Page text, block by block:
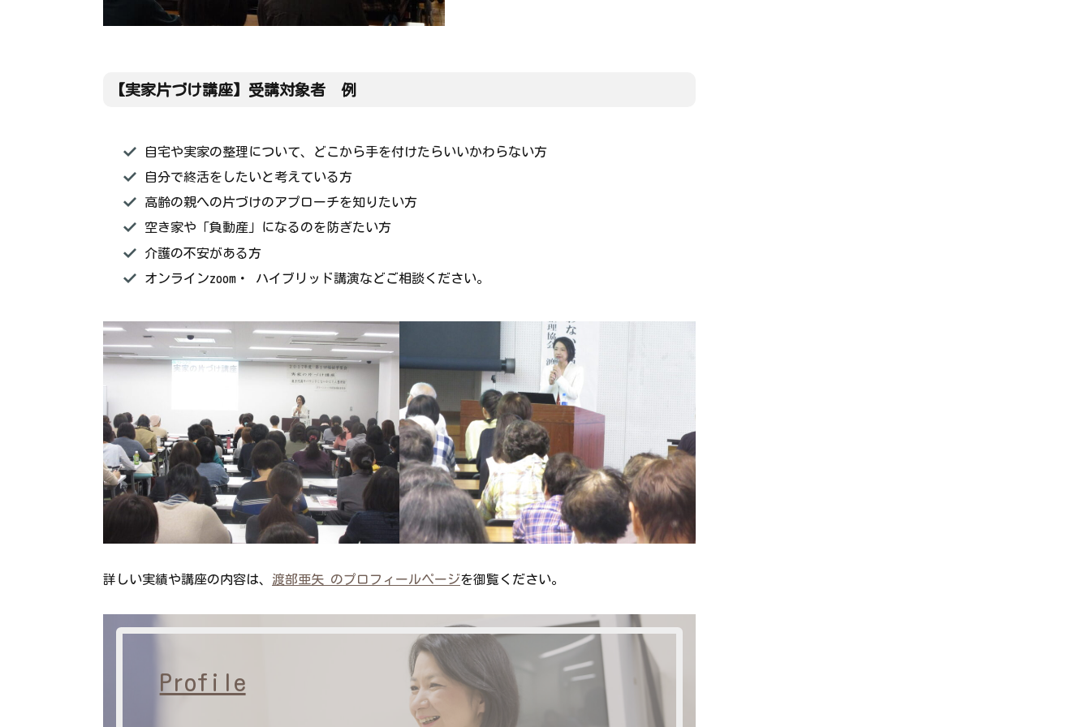
【実家片づけ講座】 受講対象者 例
自宅や実家の整理について、どこから手を付けたらいいかわらない方
自分で終活をしたいと考えている方
高齢の親への片づけのアプローチを知りたい方
空き家や「負動産」になるのを防ぎたい方
介護の不安がある方
オンラインzoom・ ハイブリッド講演などご相談ください。
詳しい実績や講座の内容は、 渡部亜矢 のプロフィールページを御覧ください。
Profile